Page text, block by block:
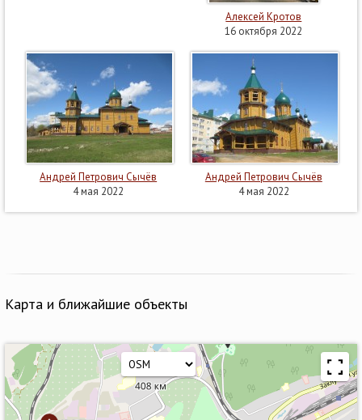
Алексей Кротов
16 октября 2022
Андрей Петрович Сычёв
4 мая 2022
Андрей Петрович Сычёв
4 мая 2022
Карта и ближайшие объекты